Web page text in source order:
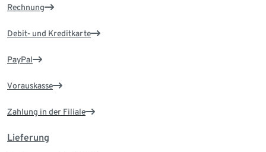
Rechnung
Debit- und Kreditkarte
PayPal
Vorauskasse
Zahlung in der Filiale
Lieferung